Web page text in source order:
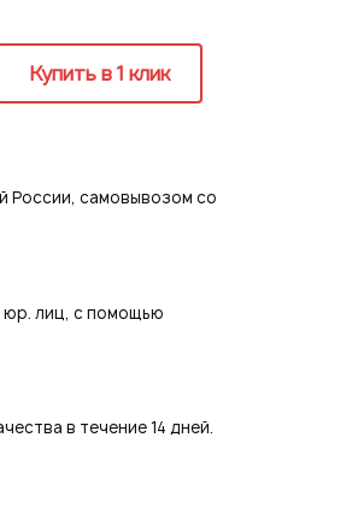
Купить в 1 клик
России, самовывозом со
юр. лиц, с помощью
в течение 14 дней.